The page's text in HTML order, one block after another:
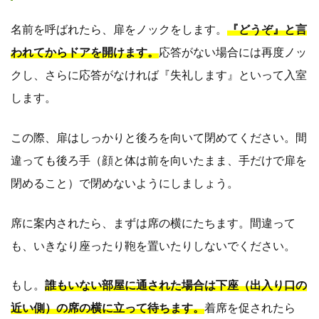
名前を呼ばれたら、扉をノックをします。 『どうぞ』と言
われてからドアを開けます。応答がない場合には再度ノッ
クし、さらに応答がなければ『失礼します』といって入室
します。
この際、扉はしっかりと後ろを向いて閉めてください。間
違っても後ろ手（顔と体は前を向いたまま、手だけで扉を
閉めること）で閉めないようにしましょう。
席に案内されたら、まずは席の横にたちます。間違って
も、いきなり座ったり鞄を置いたりしないでください。
もし。 誰もいない部屋に通された場合は下座（出入り口の
近い側）の席の横に立って待ちます。着席を促されたら